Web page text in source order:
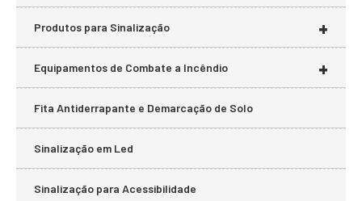
+
Produtos para Sinalização
+
Equipamentos de Combate a Incêndio
Fita Antiderrapante e Demarcação de Solo
Sinalização em Led
Sinalização para Acessibilidade